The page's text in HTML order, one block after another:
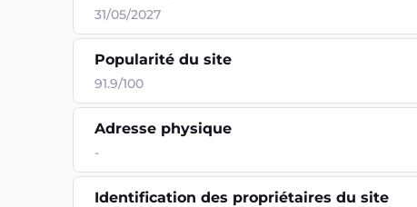
31/05/2027
Popularité du site
91.9/100
Adresse physique
-
Identification des propriétaires du site